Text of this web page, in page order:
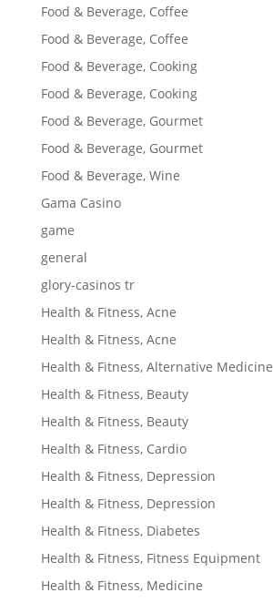
Food & Beverage, Coffee
Food & Beverage, Coffee
Food & Beverage, Cooking
Food & Beverage, Cooking
Food & Beverage, Gourmet
Food & Beverage, Gourmet
Food & Beverage, Wine
Gama Casino
game
general
glory-casinos tr
Health & Fitness, Acne
Health & Fitness, Acne
Health & Fitness, Alternative Medicine
Health & Fitness, Beauty
Health & Fitness, Beauty
Health & Fitness, Cardio
Health & Fitness, Depression
Health & Fitness, Depression
Health & Fitness, Diabetes
Health & Fitness, Fitness Equipment
Health & Fitness, Medicine